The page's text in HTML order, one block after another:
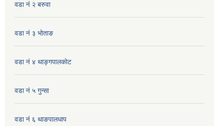
वडा नं २ बरुवा
वडा नं ३ भाेताङ
वडा नं ४ थाङ्गपालकाेट
वडा नं ५ गुन्सा
वडा नं ६ थाङपालधाप